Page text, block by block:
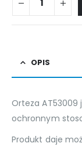
OPIS
Orteza
ochronnym
Produkt daje